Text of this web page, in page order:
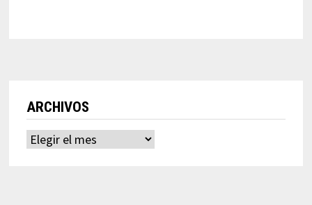
ARCHIVOS
Archivos